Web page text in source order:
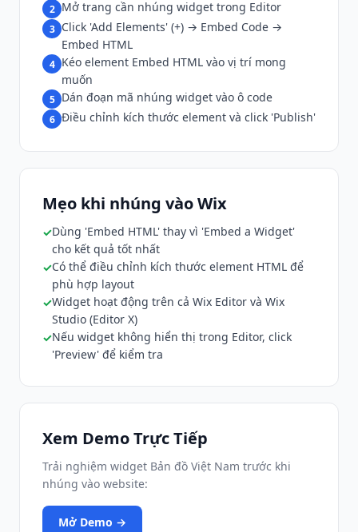
2 Mở trang cần nhúng widget trong Editor
3 Click 'Add Elements' (+) → Embed Code →
Embed HTML
4 Kéo element Embed HTML vào vị trí mong
muốn
5 Dán đoạn mã nhúng widget vào ô code
6 Điều chỉnh kích thước element và click 'Publish'
Mẹo khi nhúng vào Wix
Dùng 'Embed HTML' thay vì 'Embed a Widget'
cho kết quả tốt nhất
Có thể điều chỉnh kích thước element HTML để
phù hợp layout
Widget hoạt động trên cả Wix Editor và Wix
Studio (Editor X)
Nếu widget không hiển thị trong Editor, click
'Preview' để kiểm tra
Xem Demo Trực Tiếp
Trải nghiệm widget Bản đồ Việt Nam trước khi
nhúng vào website:
Mở Demo →